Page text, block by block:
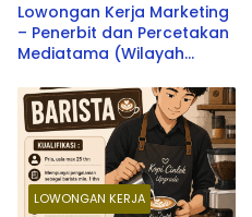
Lowongan Kerja Marketing
– Penerbit dan Percetakan
Mediatama (Wilayah
2026
LOWONGAN KERJA